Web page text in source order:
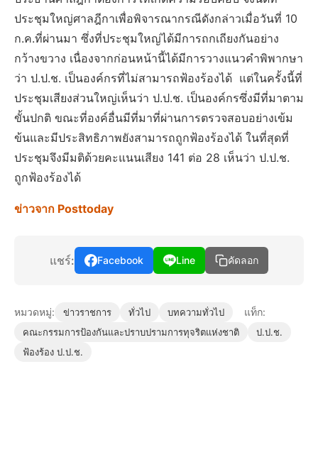
ประชุมใหญ่ศาลฎีกาเพื่อพิจารณากรณีดังกล่าวเมื่อวันที่ 10
ก.ค.ที่ผ่านมา ซึ่งที่ประชุมใหญ่ได้มีการถกเถียงกันอย่าง
กว้างขวาง เนื่องจากก่อนหน้านี้ได้มีการวางแนวคำพิพากษา
ว่า ป.ป.ช. เป็นองค์กรที่ไม่สามารถฟ้องร้องได้ แต่ในครั้งนี้ที่
ประชุมเสียงส่วนใหญ่เห็นว่า ป.ป.ช. เป็นองค์กรซึ่งมีที่มาตาม
ขั้นปกติ ขณะที่องค์อื่นมีที่มาที่ผ่านการตรวจสอบอย่างเข้ม
ข้นและมีประสิทธิภาพยังสามารถถูกฟ้องร้องได้ ในที่สุดที่
ประชุมจึงมีมติด้วยคะแนนเสียง 141 ต่อ 28 เห็นว่า ป.ป.ช.
ถูกฟ้องร้องได้
ข่าวจาก Posttoday
แชร์: Facebook Line คัดลอก
หมวดหมู่: ข่าวราชการ ทั่วไป บทความทั่วไป แท็ก:
คณะกรรมการป้องกันและปราบปรามการทุจริตแห่งชาติ
ป.ป.ช.
ฟ้องร้อง ป.ป.ช.